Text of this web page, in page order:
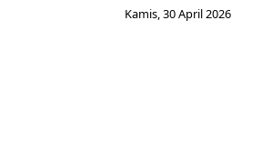
Kamis, 30 April 2026